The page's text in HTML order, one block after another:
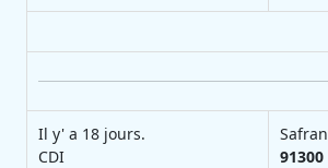
Il y' a 18 jours.
CDI
Safran
91300